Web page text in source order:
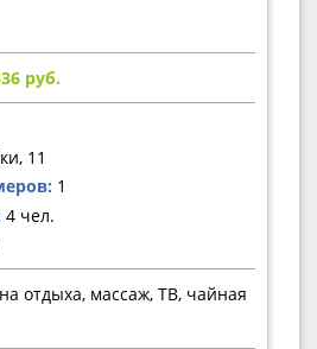
руб.
11
1
4 чел.
отдыха, массаж, ТВ, чайная